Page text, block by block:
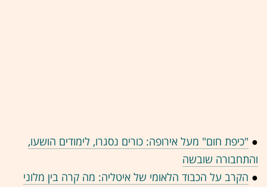
● "כיפת חום" מעל אירופה: כורים נסגרו, לימודים הושעו,
והתחבורה שובשה
● הקרב על הכבוד הלאומי של איטליה: מה קרה בין מלוני